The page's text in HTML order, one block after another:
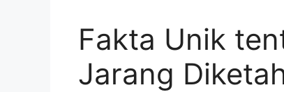
Fakta Unik
Jarang